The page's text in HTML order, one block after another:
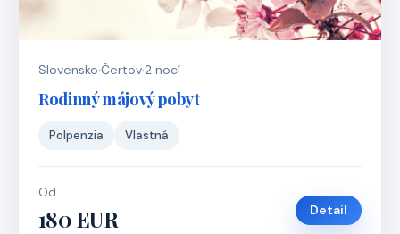
Slovensko·Čertov·2 nocí
Rodinný májový pobyt
Polpenzia Vlastná
Od
180 EUR Detail